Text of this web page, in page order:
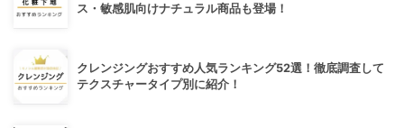
ス・敏感肌向けナチュラル商品も登場！
クレンジングおすすめ人気ランキング52選！徹底調査して
テクスチャータイプ別に紹介！